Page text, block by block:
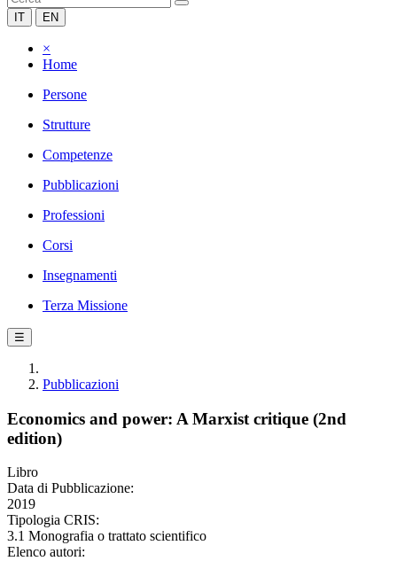
IT EN
×
Home
Persone
Strutture
Competenze
Pubblicazioni
Professioni
Corsi
Insegnamenti
Terza Missione
☰
Pubblicazioni
Economics and power: A Marxist critique (2nd
edition)
Libro
Data di Pubblicazione:
2019
Tipologia CRIS:
3.1 Monografia o trattato scientifico
Elenco autori: